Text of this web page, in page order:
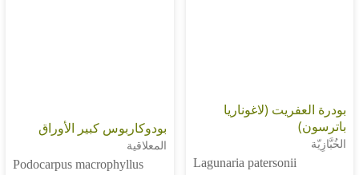
(لاغوناريا
Lagunaria patersonii
بودوكاربوس كبير الأوراق
Podocarpus macrophyllus